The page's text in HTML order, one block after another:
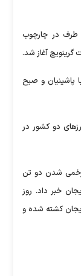
طرف در چارچوب
پاشینیان و صبح
دو کشور در
زخمی شدن دو تن
خبر داد. روز
کشته شده و